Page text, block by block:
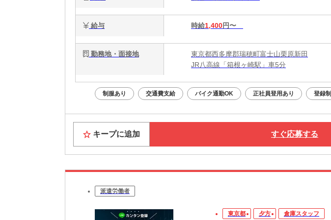
給与 時給1,400円〜
勤務地・面接地
東京都西多摩郡瑞穂町富士山栗原新田
JR八高線「箱根ヶ崎駅」車5分
制服あり 交通費支給 バイク通勤OK 正社員登用あり 登録制
キープに追加 すぐ応募する
派遣労働者
東京都 夕方 倉庫スタッフ